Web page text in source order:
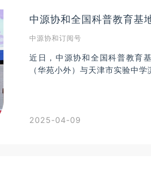
中源协和全国科普教育基
中源协和订阅号
近日，中源协和全国科普教育
（华苑小外）与天津市实验中
2025-04-09